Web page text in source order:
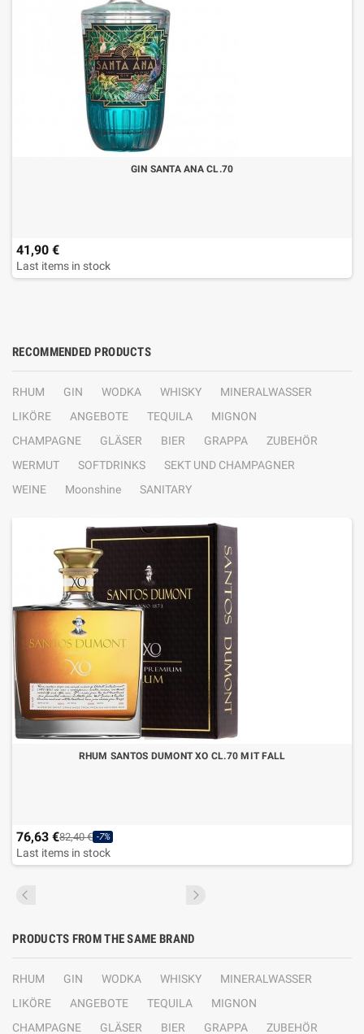
GIN SANTA ANA CL.70
41,90 €
Last items in stock
RECOMMENDED PRODUCTS
RHUM GIN WODKA WHISKY
MINERALWASSER
LIKÖRE
ANGEBOTE TEQUILA
MIGNON
CHAMPAGNE
GLÄSER BIER GRAPPA
ZUBEHÖR
WERMUT
SOFTDRINKS
SEKT UND CHAMPAGNER
WEINE
Moonshine SANITARY
RHUM SANTOS DUMONT XO CL.70 MIT FALL
76,63 €82,40 € -7%
Last items in stock
PRODUCTS FROM THE SAME BRAND
RHUM GIN WODKA WHISKY
MINERALWASSER
LIKÖRE
ANGEBOTE TEQUILA
MIGNON
CHAMPAGNE
GLÄSER BIER GRAPPA ZUBEHÖR